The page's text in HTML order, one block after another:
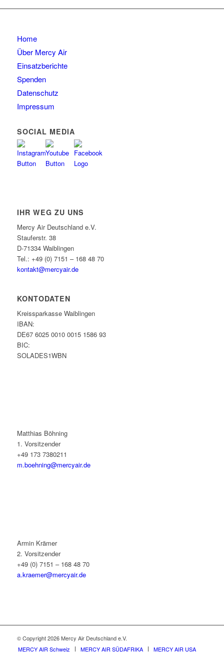
Home
Über Mercy Air
Einsatzberichte
Spenden
Datenschutz
Impressum
SOCIAL MEDIA
IHR WEG ZU UNS
Mercy Air Deutschland e.V.
Stauferstr. 38
D-71334 Waiblingen
Tel.: +49 (0) 7151 – 168 48 70
kontakt@mercyair.de
KONTODATEN
Kreissparkasse Waiblingen
IBAN:
DE67 6025 0010 0015 1586 93
BIC:
SOLADES1WBN
Matthias Böhning
1. Vorsitzender
+49 173 7380211
m.boehning@mercyair.de
Armin Krämer
2. Vorsitzender
+49 (0) 7151 – 168 48 70
a.kraemer@mercyair.de
© Copyright 2026 Mercy Air Deutschland e.V.
MERCY AIR Schweiz
MERCY AIR SÜDAFRIKA MERCY AIR USA